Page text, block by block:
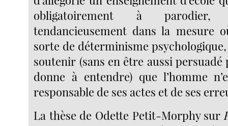
obligatoirement à
tendancieusement dans la mesure
sorte de déterminisme
soutenir (sans en être aussi persuadé
donne à entendre) que l’homme
responsable de ses actes et de ses
La thèse de Odette Petit-Morphy sur